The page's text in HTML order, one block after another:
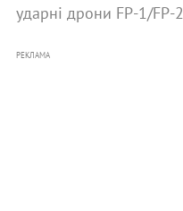
ударні дрони FP-1/FP-2
РЕКЛАМА